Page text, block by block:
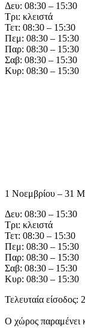
Δευ: 08:30 – 15:30
Τρι: κλειστά
Τετ: 08:30 – 15:30
Πεμ: 08:30 – 15:30
Παρ: 08:30 – 15:30
Σαβ: 08:30 – 15:30
Κυρ: 08:30 – 15:30
1 Νοεμβρίου – 31
Δευ: 08:30 – 15:30
Τρι: κλειστά
Τετ: 08:30 – 15:30
Πεμ: 08:30 – 15:30
Παρ: 08:30 – 15:30
Σαβ: 08:30 – 15:30
Κυρ: 08:30 – 15:30
Τελευταία είσοδος:
Ο χώρος παραμένει